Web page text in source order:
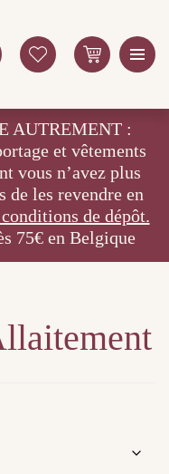
AUTREMENT :
et vêtements
vous n’avez plus
de les revendre en
de dépôt.
75€ en Belgique